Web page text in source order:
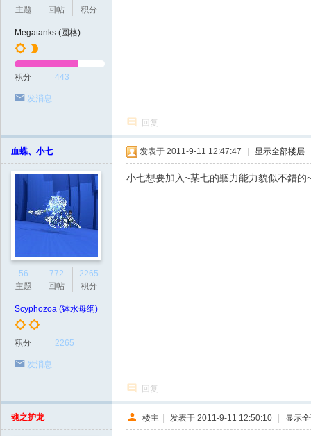
主题
回帖
积分
Megatanks (圆格)
积分 443
发消息
回复
血蝶、小七
56
主题
772
回帖
2265
积分
Scyphozoa (钵水母纲)
积分 2265
发消息
发表于 2011-9-11 12:47:47 显示全部楼层
小七想要加入~某七的聽力能力貌似不錯的
回复
魂之护龙 楼主 | 发表于 2011-9-11 12:50:10 | 显示